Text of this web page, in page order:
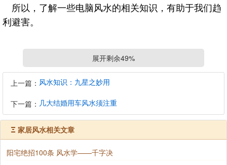
所以，了解一些电脑风水的相关知识，有助于我们趋
利避害。
一、电脑最好放在桌子左边
桌子上物品的摆放以左高右低为佳。 相对于其他办
公用品来说，电脑的高度更适合摆放在桌子左边，这样
还会对主人的运势有提升作用。
展开剩余49%
上一篇： 风水知识：九星之妙用
下一篇： 几大结婚用车风水须注重
Ξ 家居风水相关文章
阳宅绝招100条 风水学——千字决